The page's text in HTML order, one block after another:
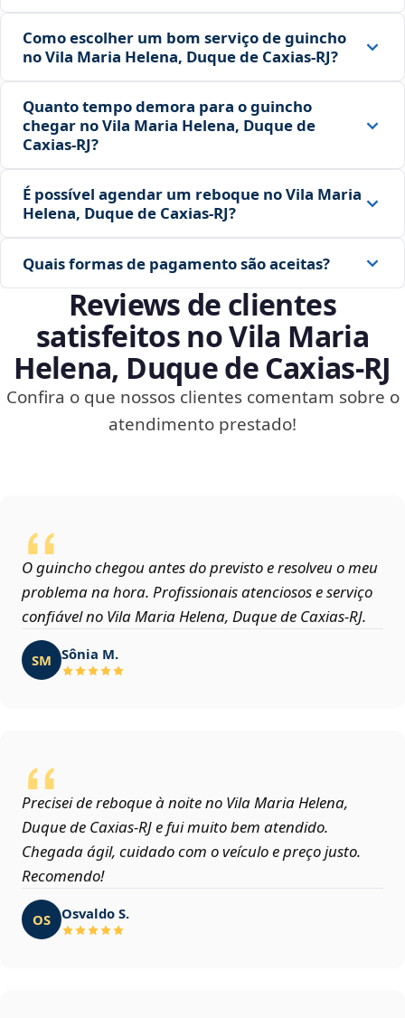
Como escolher um bom serviço de guincho
no Vila Maria Helena, Duque de Caxias‑RJ?
Quanto tempo demora para o guincho
chegar no Vila Maria Helena, Duque de
Caxias‑RJ?
É possível agendar um reboque no Vila Maria
Helena, Duque de Caxias‑RJ?
Quais formas de pagamento são aceitas?
Reviews de clientes
satisfeitos no Vila Maria
Helena, Duque de Caxias‑RJ
Confira o que nossos clientes comentam sobre o
atendimento prestado!
O guincho chegou antes do previsto e resolveu o meu
problema na hora. Profissionais atenciosos e serviço
confiável no Vila Maria Helena, Duque de Caxias‑RJ.
SM Sônia M.
Precisei de reboque à noite no Vila Maria Helena,
Duque de Caxias‑RJ e fui muito bem atendido.
Chegada ágil, cuidado com o veículo e preço justo.
Recomendo!
OS Osvaldo S.